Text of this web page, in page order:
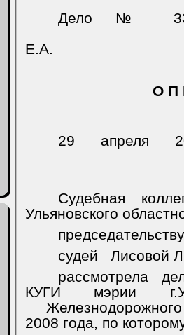
Дело № 33-
Е.А.
О П
29 апреля
Судебная
Ульяновского
судей
Лисовой
рассмотрела
КУГИ мэрии
2008 года, по